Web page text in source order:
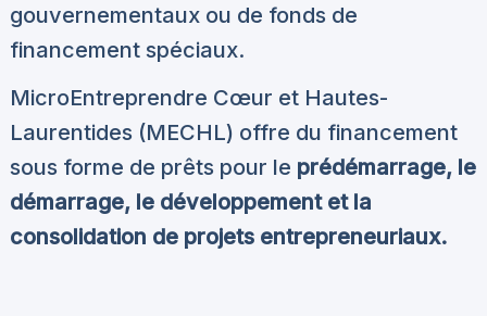
gouvernementaux ou de fonds de
financement spéciaux.
MicroEntreprendre Cœur et Hautes-
Laurentides (MECHL) offre du financement
sous forme de prêts pour le prédémarrage, le
démarrage, le développement et la
consolidation de projets entrepreneuriaux.